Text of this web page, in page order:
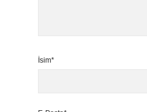
İsim*